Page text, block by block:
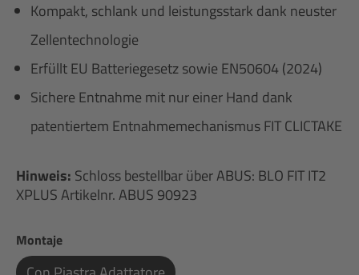
Kompakt, schlank und leistungsstark dank neuster
Zellentechnologie
Erfüllt EU Batteriegesetz sowie EN50604 (2024)
Sichere Entnahme mit nur einer Hand dank
patentiertem Entnahmemechanismus FIT CLICTAKE
Hinweis: Schloss bestellbar über ABUS: BLO FIT IT2
XPLUS Artikelnr. ABUS 90923
Seleccione
Montaje